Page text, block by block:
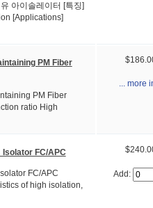
아이솔레이터 [특징]
[Applications]
PM Fiber
PM Fiber
ratio High
... more
Isolator FC/APC
FC/APC
of high isolation,
Add: